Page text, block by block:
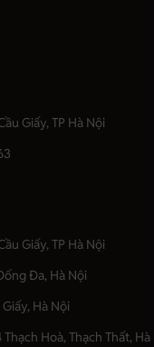
Giấy, TP Hà Nội
Giấy, TP Hà Nội
Đa, Hà Nội
Hà Nội
Hoà, Thạch Thất, Hà